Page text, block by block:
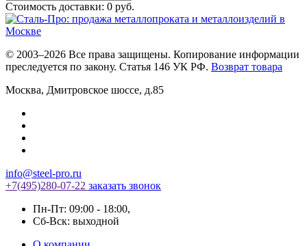
Стоимость доставки: 0 руб.
© 2003–2026 Все права защищены. Копирование информации
преследуется по закону. Статья 146 УК РФ. Возврат товара
Москва, Дмитровское шоссе, д.85
info@steel-pro.ru
+7(495)280-07-22 заказать звонок
Пн-Пт: 09:00 - 18:00,
Cб-Вск: выходной